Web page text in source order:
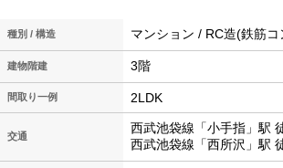
種別 / 構造 マンション / RC造(鉄筋
建物階建 3階
間取り一例 2LDK
交通
西武池袋線「小手指」駅
西武池袋線「西所沢」駅